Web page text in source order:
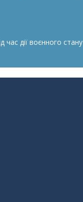
дії воєнного стану